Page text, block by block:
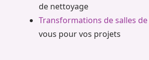
de nettoyage
Transformations de salles
vous pour vos projets